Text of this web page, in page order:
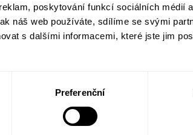
poskytování funkcí sociálních médií
náš web používáte, sdílíme se svými
s dalšími informacemi, které jste jim
Preferenční